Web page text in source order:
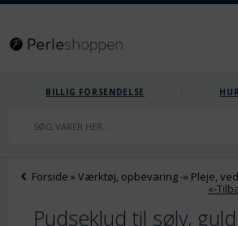
BILLIG FORSENDELSE
Forside »Værktøj, opbevaring-» Pleje,
«-
Pudseklud til sølv,